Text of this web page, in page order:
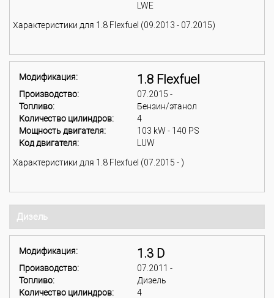
LWE
Характеристики для 1.8 Flexfuel (09.2013 - 07.2015)
Модификация: 1.8 Flexfuel
Производство:
07.2015 -
Топливо:
Бензин/этанол
Количество цилиндров:
4
Мощность двигателя:
103 kW - 140 PS
Код двигателя:
LUW
Характеристики для 1.8 Flexfuel (07.2015 - )
Дизель
Модификация: 1.3 D
Производство:
07.2011 -
Топливо:
Дизель
Количество цилиндров:
4